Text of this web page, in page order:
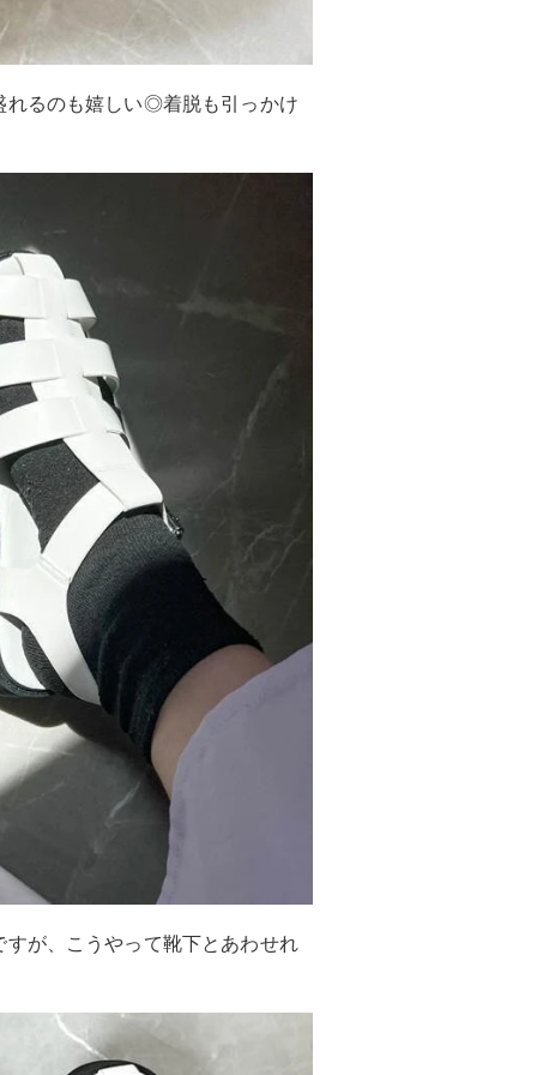
れるのも嬉しい◎着脱も引っかけ
が、こうやって靴下とあわせれ